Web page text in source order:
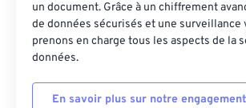
un document. Grâce à un chiffrement
de données sécurisés et une surveillance
prenons en charge tous les aspects de la
données.
En savoir plus sur notre